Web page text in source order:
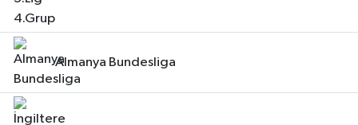
Almanya Bundesliga